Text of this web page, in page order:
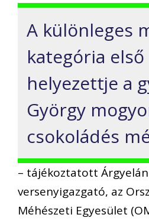
A különleges
kategória első
helyezettje a
György
csokoládés
– tájékoztatott Árgyelán
versenyigazgató, az
Méhészeti Egyesület